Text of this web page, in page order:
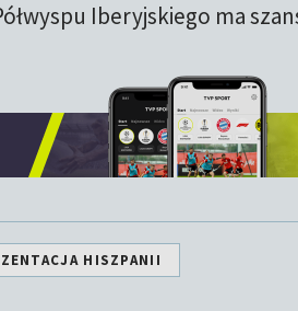
Iberyjskiego ma
HISZPANII